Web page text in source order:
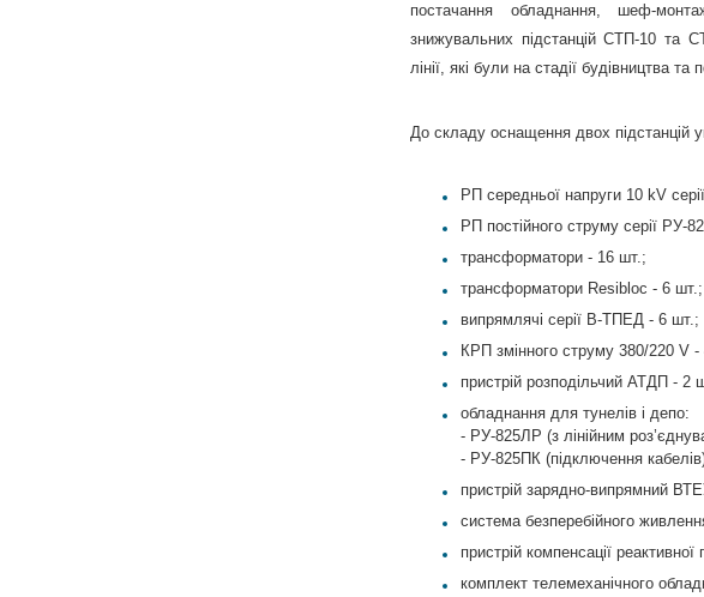
постачання обладнання, шеф-
знижувальних підстанцій СТП-10 та
лінії, які були на стадії будівництва
До складу оснащення двох підстанцій
РП середньої напруги 10 kV
РП постійного струму серії РУ-
трансформатори - 16 шт.;
трансформатори Resibloc - 6 шт.;
випрямлячі серії В-ТПЕД - 6 шт.;
КРП змінного струму 380/220 V
пристрій розподільчий АТДП - 2
обладнання для тунелів і депо:
- РУ-825ЛР (з лінійним
- РУ-825ПК (підключення
пристрій зарядно-випрямний
система безперебійного
пристрій компенсації
комплект телемеханічного